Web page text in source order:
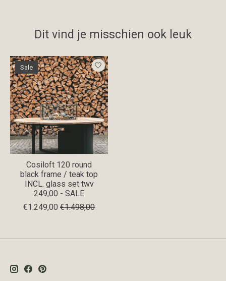
Dit vind je misschien ook leuk
Items van productcarrousel
Sale
Cosiloft 120 round
black frame / teak top
INCL. glass set twv
249,00 - SALE
€1.249,00 €1.498,00